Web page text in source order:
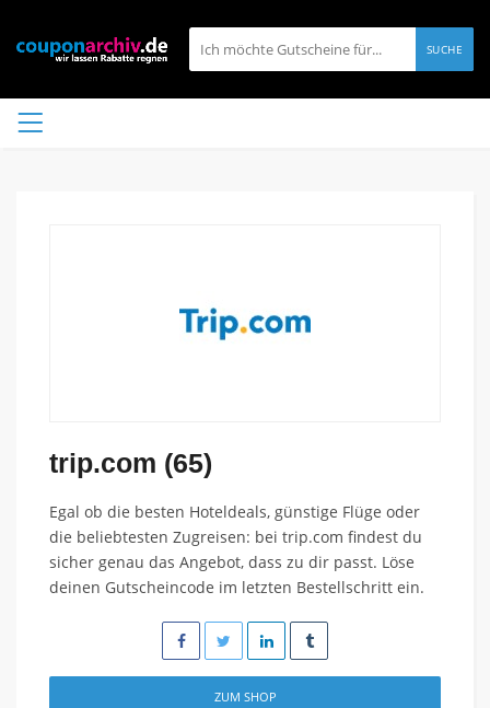
SUCHE
trip.com (65)
Egal ob die besten Hoteldeals, günstige Flüge oder
die beliebtesten Zugreisen: bei trip.com findest du
sicher genau das Angebot, dass zu dir passt. Löse
deinen Gutscheincode im letzten Bestellschritt ein.
ZUM SHOP